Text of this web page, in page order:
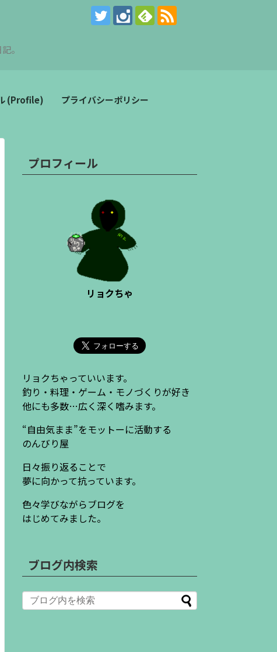
。
(Profile)
プライバシーポリシー
プロフィール
リョクちゃ
リョクちゃっていいます。
釣り・料理・ゲーム・モノづくりが好き
他にも多数…広く深く嗜みます。
“自由気まま”をモットーに活動する
のんびり屋
日々振り返ることで
夢に向かって抗っています。
色々学びながらブログを
はじめてみました。
ブログ内検索